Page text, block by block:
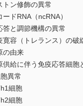
ン修飾の異常
ドRNA（ncRNA）
答と調節機構の異常
容（トレランス）の破
由来
給に伴う免疫応答細胞
異常
細胞
細胞